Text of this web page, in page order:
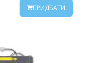
ПРИДБАТИ